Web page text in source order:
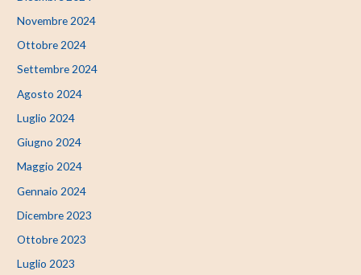
Novembre 2024
Ottobre 2024
Settembre 2024
Agosto 2024
Luglio 2024
Giugno 2024
Maggio 2024
Gennaio 2024
Dicembre 2023
Ottobre 2023
Luglio 2023